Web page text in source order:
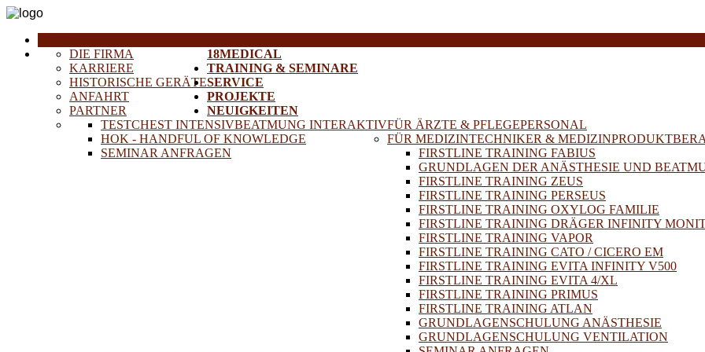
18MEDICAL
DIE FIRMA
KARRIERE
HISTORISCHE GERÄTE
ANFAHRT
PARTNER
TRAINING & SEMINARE
FÜR ÄRZTE & PFLEGEPERSONAL
TESTCHEST INTENSIVBEATMUNG INTERAKTIV
HOK - HANDFUL OF KNOWLEDGE
SEMINAR ANFRAGEN
FÜR MEDIZINTECHNIKER &
FIRSTLINE TRAINING FABIUS
GRUNDLAGEN DER ANÄSTHESIE UND
FIRSTLINE TRAINING ZEUS
FIRSTLINE TRAINING PERSEUS
FIRSTLINE TRAINING OXYLOG FAMILIE
FIRSTLINE TRAINING DRÄGER INFINITY
FIRSTLINE TRAINING VAPOR
FIRSTLINE TRAINING CATO / CICERO EM
FIRSTLINE TRAINING EVITA INFINITY V500
FIRSTLINE TRAINING EVITA 4/XL
FIRSTLINE TRAINING PRIMUS
FIRSTLINE TRAINING ATLAN
GRUNDLAGENSCHULUNG ANÄSTHESIE
GRUNDLAGENSCHULUNG VENTILATION
SERVICE
PROJEKTE
NEUIGKEITEN